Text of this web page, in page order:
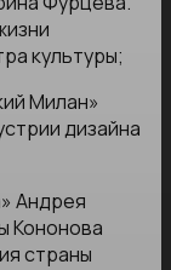
культуры;
Милан»
дизайна
Андрея
Кононова
страны